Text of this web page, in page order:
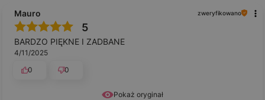
Pokaż oryginał
Mauro zweryfikowano
5
BARDZO PIĘKNE I ZADBANE
4/11/2025
0
0